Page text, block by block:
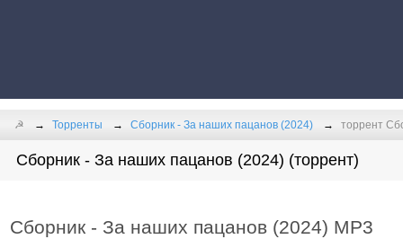
☭ Торренты Сборник - За наших пацанов (2024) торрент
Сборник - За наших пацанов (2024) (торрент)
Сборник - За наших пацанов (2024) MP3